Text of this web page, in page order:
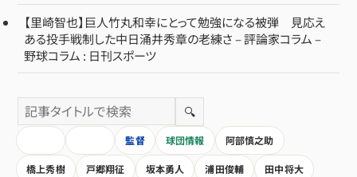
【里崎智也】巨人竹丸和幸にとって勉強になる被弾 見応え
ある投手戦制した中日涌井秀章の老練さ – 評論家コラム –
野球コラム : 日刊スポーツ
🔍
監督 球団情報 阿部慎之助
橋上秀樹 戸郷翔征 坂本勇人 浦田俊輔 田中将大